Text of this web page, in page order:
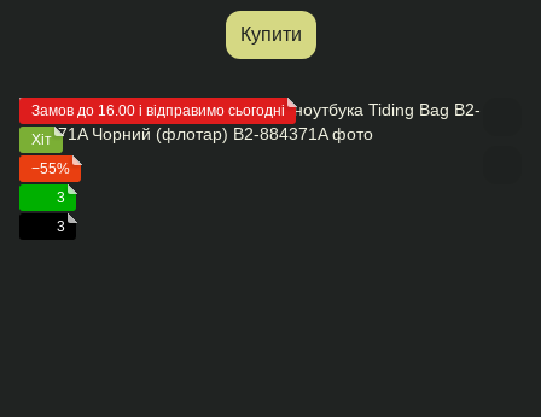
Купити
Замов до 16.00 і відправимо сьогодні
Хіт
−55%
3
3